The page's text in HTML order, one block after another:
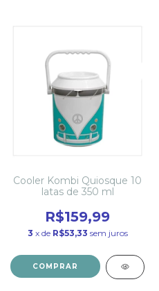
Cooler Kombi Quiosque 10
latas de 350 ml
R$159,99
3 x de R$53,33 sem juros